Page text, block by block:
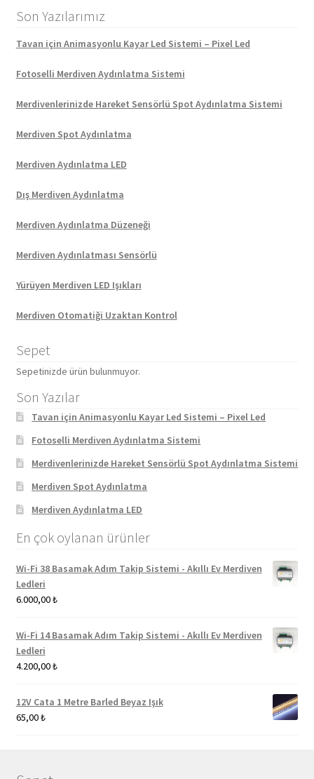
Son Yazılarımız
Tavan için Animasyonlu Kayar Led Sistemi – Pixel Led
Fotoselli Merdiven Aydınlatma Sistemi
Merdivenlerinizde Hareket Sensörlü Spot Aydınlatma Sistemi
Merdiven Spot Aydınlatma
Merdiven Aydınlatma LED
Dış Merdiven Aydınlatma
Merdiven Aydınlatma Düzeneği
Merdiven Aydınlatması Sensörlü
Yürüyen Merdiven LED Işıkları
Merdiven Otomatiği Uzaktan Kontrol
Sepet
Sepetinizde ürün bulunmuyor.
Son Yazılar
Tavan için Animasyonlu Kayar Led Sistemi – Pixel Led
Fotoselli Merdiven Aydınlatma Sistemi
Merdivenlerinizde Hareket Sensörlü Spot Aydınlatma Sistemi
Merdiven Spot Aydınlatma
Merdiven Aydınlatma LED
En çok oylanan ürünler
Wi-Fi 38 Basamak Adım Takip Sistemi - Akıllı Ev Merdiven
Ledleri
6.000,00₺
Wi-Fi 14 Basamak Adım Takip Sistemi - Akıllı Ev Merdiven
Ledleri
4.200,00₺
12V Cata 1 Metre Barled Beyaz Işık
65,00₺